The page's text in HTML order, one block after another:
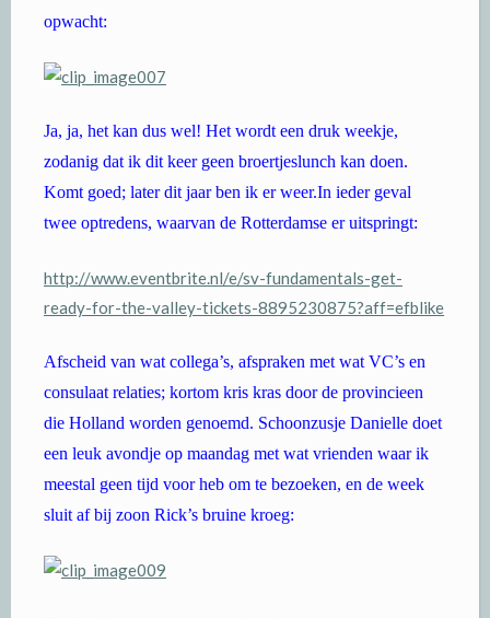
opwacht:
Ja, ja, het kan dus wel! Het wordt een druk weekje,
zodanig dat ik dit keer geen broertjeslunch kan doen.
Komt goed; later dit jaar ben ik er weer.In ieder geval
twee optredens, waarvan de Rotterdamse er uitspringt:
http://www.eventbrite.nl/e/sv-fundamentals-get-
ready-for-the-valley-tickets-8895230875?aff=efblike
Afscheid van wat collega’s, afspraken met wat VC’s en
consulaat relaties; kortom kris kras door de provincieen
die Holland worden genoemd. Schoonzusje Danielle doet
een leuk avondje op maandag met wat vrienden waar ik
meestal geen tijd voor heb om te bezoeken, en de week
sluit af bij zoon Rick’s bruine kroeg: